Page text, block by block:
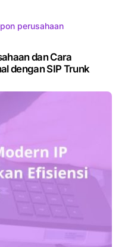
dan Cara
dengan SIP Trunk